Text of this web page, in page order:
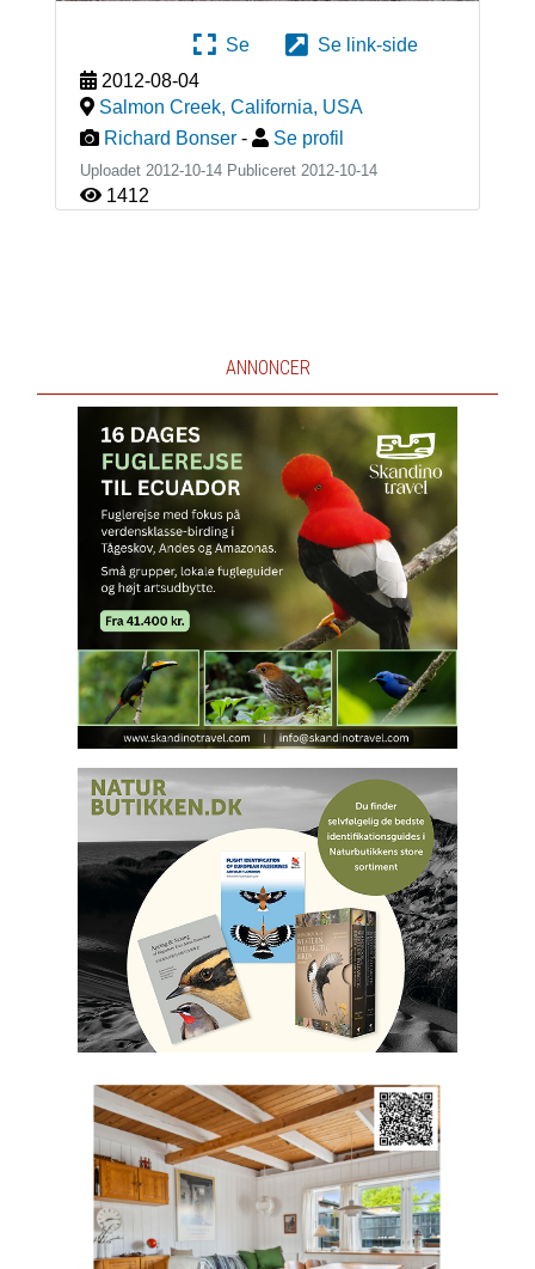
Se
Se link-side
2012-08-04
Salmon Creek, California, USA
Richard Bonser - Se profil
Uploadet 2012-10-14 Publiceret 2012-10-14
1412
ANNONCER